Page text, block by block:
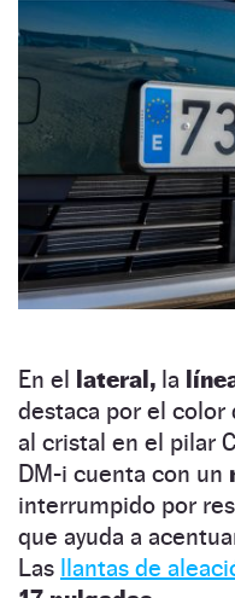
En el lateral, la
destaca por el color
al cristal en el pilar
DM-i cuenta con un
interrumpido por
que ayuda a
Las llantas de